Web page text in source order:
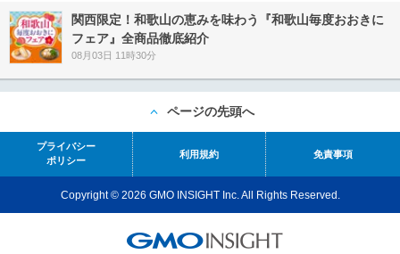
関西限定！和歌山の恵みを味わう『和歌山毎度おおきに
フェア』全商品徹底紹介
08月03日 11時30分
ページの先頭へ
プライバシー
ポリシー
利用規約 免責事項
Copyright © 2026 GMO INSIGHT Inc. All Rights Reserved.